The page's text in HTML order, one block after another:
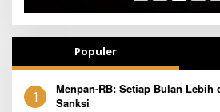
Populer
1
Menpan-RB: Setiap Bulan Lebih
Sanksi